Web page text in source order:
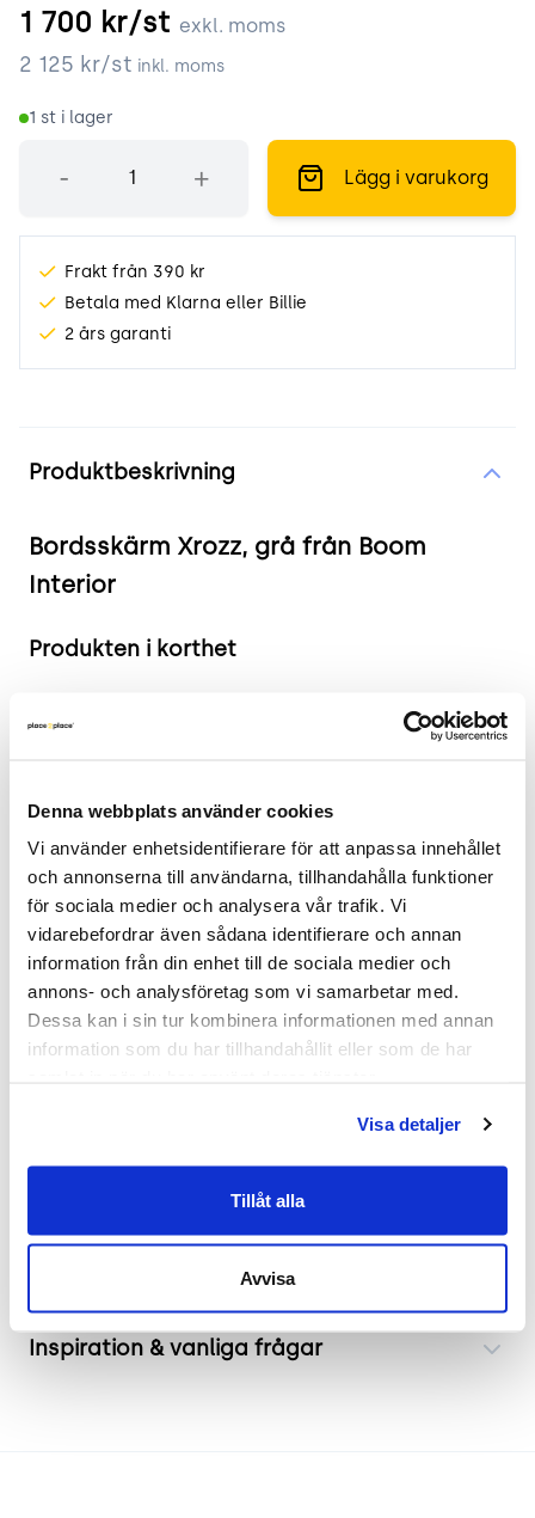
Denna webbplats använder cookies
Vi använder enhetsidentifierare för att anpassa innehållet
och annonserna till användarna, tillhandahålla funktioner
för sociala medier och analysera vår trafik. Vi
vidarebefordrar även sådana identifierare och annan
information från din enhet till de sociala medier och
annons- och analysföretag som vi samarbetar med.
Dessa kan i sin tur kombinera informationen med annan
information som du har tillhandahållit eller som de har
Visa detaljer
Tillåt alla
Avvisa
1 700 kr/st exkl. moms
2 125 kr/st inkl. moms
1 st i lager
- + Lägg i varukorg
Frakt från 390 kr
Betala med Klarna eller Billie
2 års garanti
Produktbeskrivning
Bordsskärm Xrozz, grå från Boom
Interior
Produkten i korthet
Mått: Bredd: 160 cm, Djup: 4 cm, Höjd: 80 cm
Mer om Boom Interior Bordsskärm
Xrozz
Bordsskärmen Xrozz från Boom Interior är en
effektiv lösning för att skapa en mer fokuserad
och privat arbetsplats. Med sina generösa mått
på bredd (160 cm), djup (4 cm) och höjd (80 cm)
och professionell look som passar väl in i de flesta
Inspiration & vanliga frågar